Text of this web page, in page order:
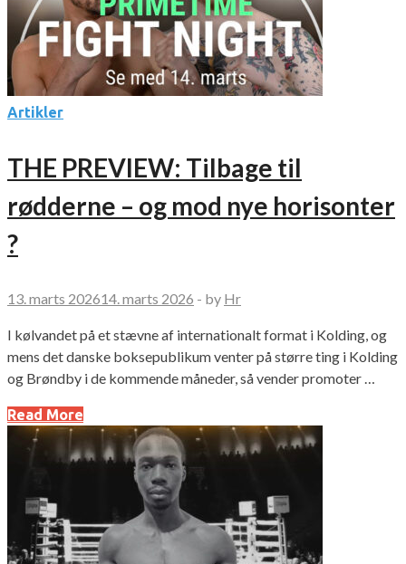
Artikler
THE PREVIEW: Tilbage til
rødderne – og mod nye horisonter
?
13. marts 202614. marts 2026 - by Hr
I kølvandet på et stævne af internationalt format i Kolding, og
mens det danske boksepublikum venter på større ting i Kolding
og Brøndby i de kommende måneder, så vender promoter …
Read More